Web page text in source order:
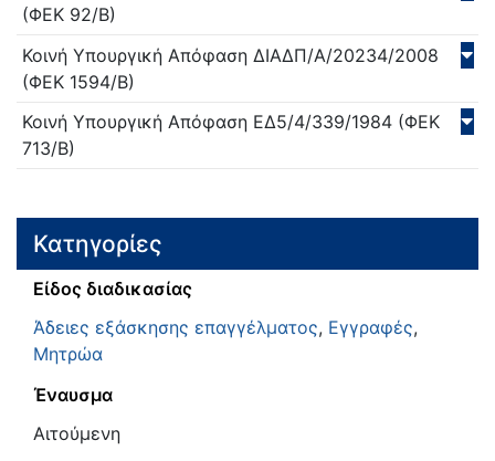
(ΦΕΚ 92/Β)
Κοινή Υπουργική Απόφαση ΔΙΑΔΠ/Α/20234/2008
(ΦΕΚ 1594/Β)
Κοινή Υπουργική Απόφαση ΕΔ5/4/339/1984 (ΦΕΚ
713/Β)
Κατηγορίες
Είδος διαδικασίας
Άδειες εξάσκησης επαγγέλματος, Εγγραφές,
Μητρώα
Έναυσμα
Αιτούμενη